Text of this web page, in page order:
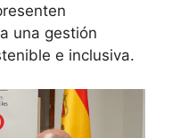
una gestión
e inclusiva.